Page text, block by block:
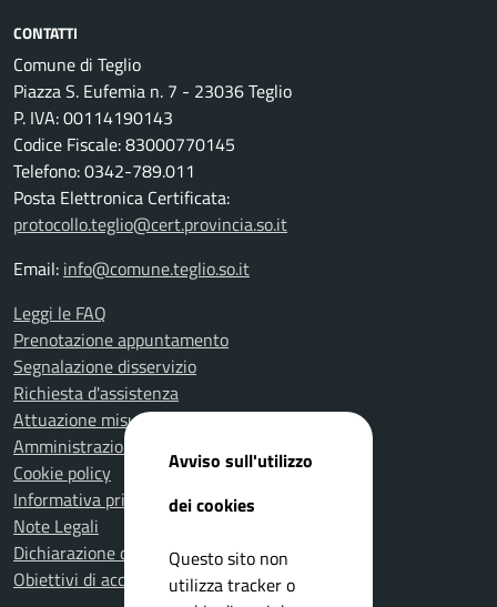
CONTATTI
Comune di Teglio
Piazza S. Eufemia n. 7 - 23036 Teglio
P. IVA: 00114190143
Codice Fiscale: 83000770145
Telefono: 0342-789.011
Posta Elettronica Certificata:
protocollo.teglio@cert.provincia.so.it
Email: info@comune.teglio.so.it
Leggi le FAQ
Prenotazione appuntamento
Segnalazione disservizio
Richiesta d'assistenza
Attuazione misure PNRR
Amministrazione trasparente
Cookie policy
Informativa privacy
Note Legali
Dichiarazione di accessibilità
Obiettivi di accessibilità
Avviso sull'utilizzo
dei cookies
Questo sito non
utilizza tracker o